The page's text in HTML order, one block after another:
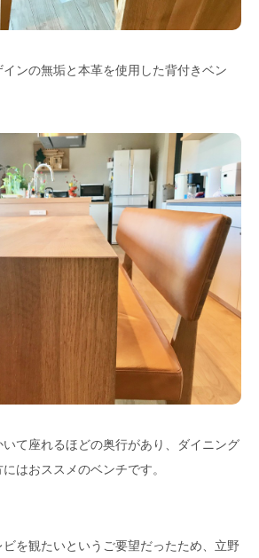
ンの無垢と本革を使用した背付きベン
て座れるほどの奥行があり、ダイニング
はおススメのベンチです。
を観たいというご要望だったため、立野